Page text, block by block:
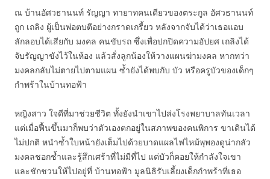
ณ บ้านอัศวธานนท์ รัญญา ทายาทคนเดียวของตระกูล อัศวธานนท์
ถูก เถลิง ผู้เป็นพ่อตบตีอย่างกราดเกรี้ยว หลังจากจับได้ว่าเธอแอบ
ลักลอบได้เสียกับ มงคล คนขับรถ ซึ่งเพื่อปกปิดความอัปยศ เถลิงได้
จับรัญญาขังไว้ในห้อง แล้วสั่งลูกน้องให้วางแผนฆ่ามงคล หากทว่า
มงคลกลับไม่ตายไปตามแผน ซ้ำยังได้พบกับ บัว หรือครูบัวของเด็กๆ
กำพร้าในบ้านทอฟ้า
หญิงสาว ใจดีที่มาช่วยชีวิต ทั้งยังนำเขาไปส่งโรงพยาบาลทันเวลา
แต่เมื่อฟื้นขึ้นมาก็พบว่าตัวเองตกอยู่ในสภาพของคนพิการ ขาเดินได้
ไม่ปกติ หนำซ้ำใบหน้ายังเต็มไปด้วยบาดแผลไฟไหม้พุพองดูน่ากลัว
มงคลชอกช้ำและรู้สึกเศร้าที่ไม่มีที่ไป แต่บัวก็คอยให้กำลังใจเขา
และชักชวนให้ไปอยู่ที่ บ้านทอฟ้า มูลนิธิรับเลี้ยงเด็กกำพร้าที่เธอ